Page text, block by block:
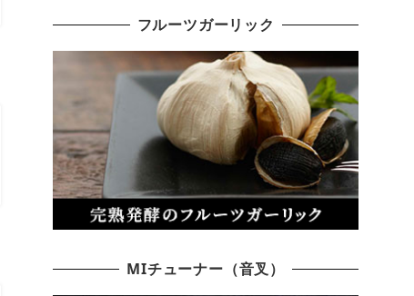
フルーツガーリック
MIチューナー（音叉）